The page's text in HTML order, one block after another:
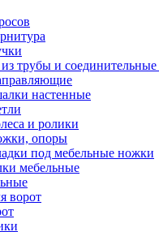
трубы и
настенные
и ролики
опоры
под мебельные ножки
мебельные
ворот